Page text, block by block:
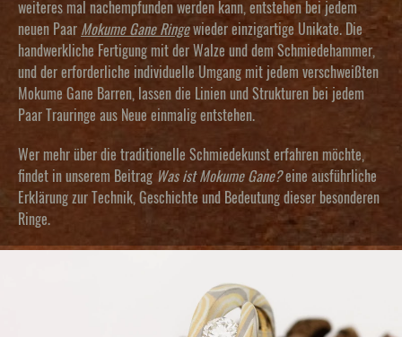
weiteres mal nachempfunden werden kann, entstehen bei jedem
neuen Paar Mokume Gane Ringewieder einzigartige Unikate. Die
handwerkliche Fertigung mit der Walze und dem Schmiedehammer,
und der erforderliche individuelle Umgang mit jedem verschweißten
Mokume Gane Barren, lassen die Linien und Strukturen bei jedem
Paar Trauringe aus Neue einmalig entstehen.
Wer mehr über die traditionelle Schmiedekunst erfahren möchte,
findet in unserem Beitrag Was ist Mokume Gane? eine ausführliche
Erklärung zur Technik, Geschichte und Bedeutung dieser besonderen
Ringe.